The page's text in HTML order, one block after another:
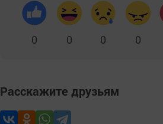
0 0 0 0
Расскажите друзьям